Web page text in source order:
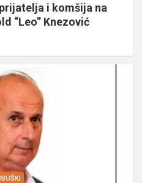
i komšija na
“Leo” Knezović